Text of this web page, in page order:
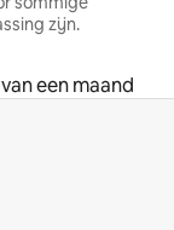
zijn.
een maand